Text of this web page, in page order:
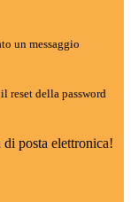
un messaggio
reset della password
posta elettronica!